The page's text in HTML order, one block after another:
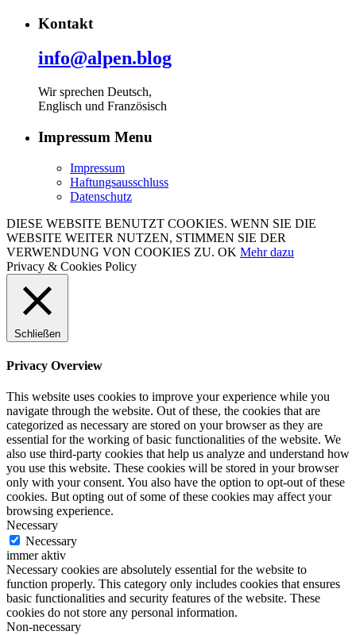
Kontakt
info@alpen.blog
Wir sprechen Deutsch,
Englisch und Französisch
Impressum Menu
Impressum
Haftungsausschluss
Datenschutz
DIESE WEBSITE BENUTZT COOKIES. WENN SIE DIE
WEBSITE WEITER NUTZEN, STIMMEN SIE DER
VERWENDUNG VON COOKIES ZU. OK Mehr dazu
Privacy & Cookies Policy
Schließen
Privacy Overview
This website uses cookies to improve your experience while you
navigate through the website. Out of these, the cookies that are
categorized as necessary are stored on your browser as they are
essential for the working of basic functionalities of the website. We
also use third-party cookies that help us analyze and understand how
you use this website. These cookies will be stored in your browser
only with your consent. You also have the option to opt-out of these
cookies. But opting out of some of these cookies may affect your
browsing experience.
Necessary
Necessary
immer aktiv
Necessary cookies are absolutely essential for the website to
function properly. This category only includes cookies that ensures
basic functionalities and security features of the website. These
cookies do not store any personal information.
Non-necessary